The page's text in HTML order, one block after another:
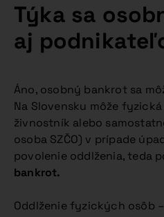
Týka sa
aj
Áno, osobný bankrot sa
Na Slovensku môže
živnostník alebo
osoba SZČO) v prípade
povolenie oddlženia, teda
bankrot.
Oddlženie fyzických osôb